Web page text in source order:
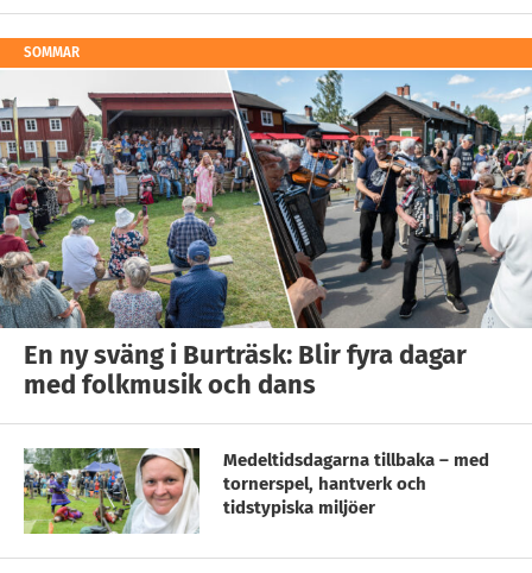
SOMMAR
En ny sväng i Burträsk: Blir fyra dagar
med folkmusik och dans
Medeltidsdagarna tillbaka – med
tornerspel, hantverk och
tidstypiska miljöer